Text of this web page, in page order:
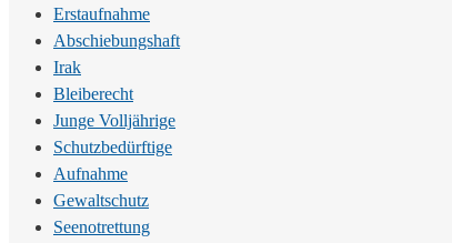
Erstaufnahme
Abschiebungshaft
Irak
Bleiberecht
Junge Volljährige
Schutzbedürftige
Aufnahme
Gewaltschutz
Seenotrettung